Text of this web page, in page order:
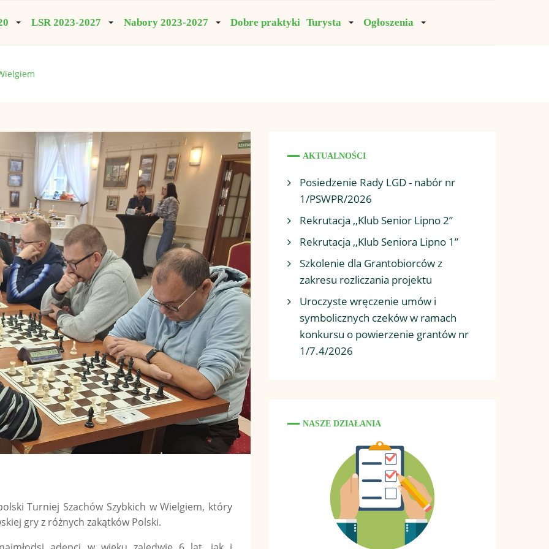
LSR 2023-2027 Nabory 2023-2027 Dobre praktyki Turysta Ogłoszenia
Turniej Szachów Szybkich w Wielgiem, który
gry z różnych zakątków Polski.
AKTUALNOŚCI
Posiedzenie Rady LGD - nabór nr
1/PSWPR/2026
Rekrutacja ,,Klub Senior Lipno 2”
Rekrutacja ,,Klub Seniora Lipno 1”
Szkolenie dla Grantobiorców z
zakresu rozliczania projektu
Uroczyste wręczenie umów i
symbolicznych czeków w ramach
konkursu o powierzenie grantów nr
1/7.4/2026
NASZE DZIAŁANIA